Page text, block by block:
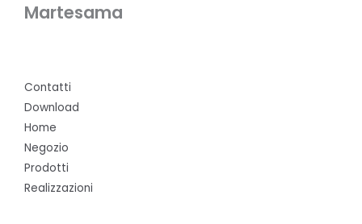
Martesama
Contatti
Download
Home
Negozio
Prodotti
Realizzazioni